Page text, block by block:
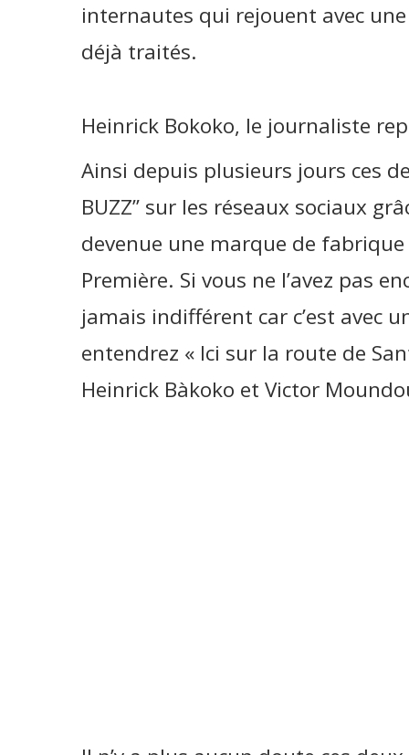
internautes qui rejouent avec
déjà traités.
Heinrick Bokoko, le journaliste
Ainsi depuis plusieurs jours ces
BUZZ’’ sur les réseaux sociaux
devenue une marque de
Première. Si vous ne l’avez pas
jamais indifférent car c’est avec
entendrez « Ici sur la route de
Heinrick Bàkoko et Victor